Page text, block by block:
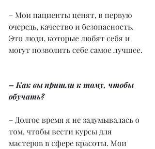
– Мои пациенты ценят, в первую
очередь, качество и безопасность.
Это люди, которые любят себя и
могут позволить себе самое лучшее.
– Как вы пришли к тому, чтобы
обучать?
– Долгое время я не задумывалась о
том, чтобы вести курсы для
мастеров в сфере красоты. Мои